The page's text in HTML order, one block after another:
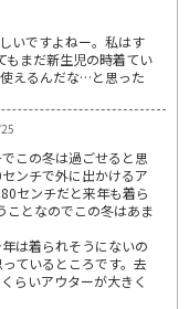
いですよねー。私はす
もまだ新生児の時着てい
えるんだな…と思った
この冬は過ごせると思
ンチで外に出かけるア
センチだと来年も着ら
ことなのでこの冬はあま
は着られそうにないの
ているところです。去
らいアウターが大きく